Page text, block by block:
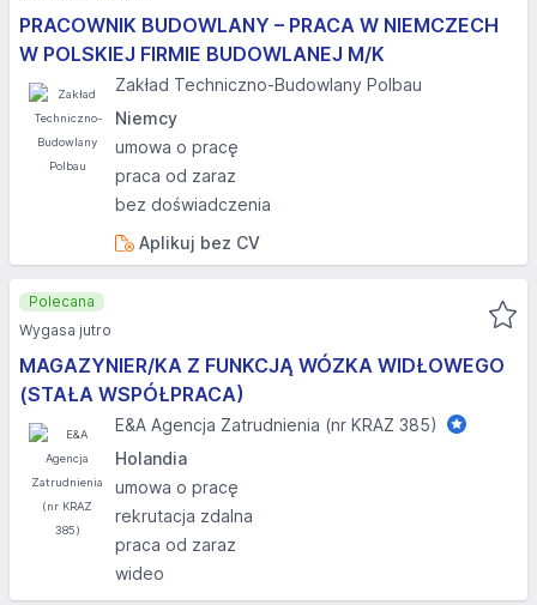
PRACOWNIK BUDOWLANY – PRACA W NIEMCZECH
W POLSKIEJ FIRMIE BUDOWLANEJ M/K
Zakład Techniczno-Budowlany Polbau
Niemcy
umowa o pracę
praca od zaraz
bez doświadczenia
Aplikuj bez CV
MAGAZYNIER/KA Z FUNKCJĄ WÓZKA WIDŁOWEGO
(STAŁA WSPÓŁPRACA)
E&A Agencja Zatrudnienia (nr KRAZ 385)
Holandia
umowa o pracę
rekrutacja zdalna
praca od zaraz
wideo
Polecana
Wygasa jutro